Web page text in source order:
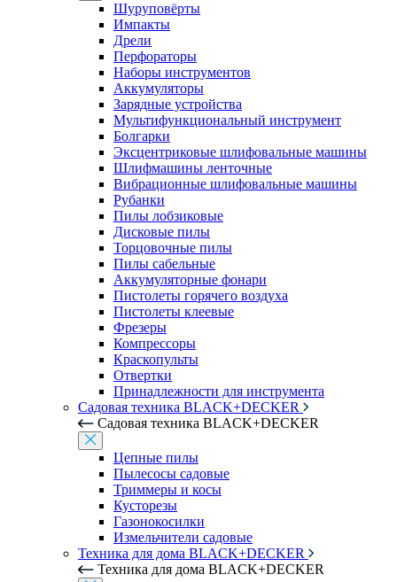
Шуруповёрты
Импакты
Дрели
Перфораторы
Наборы инструментов
Аккумуляторы
Зарядные устройства
Мультифункциональный инструмент
Болгарки
Эксцентриковые шлифовальные машины
Шлифмашины ленточные
Вибрационные шлифовальные машины
Рубанки
Пилы лобзиковые
Дисковые пилы
Торцовочные пилы
Пилы сабельные
Аккумуляторные фонари
Пистолеты горячего воздуха
Пистолеты клеевые
Фрезеры
Компрессоры
Краскопульты
Отвертки
Принадлежности для инструмента
Садовая техника BLACK+DECKER
Садовая техника BLACK+DECKER
Цепные пилы
Пылесосы садовые
Триммеры и косы
Кусторезы
Газонокосилки
Измельчители садовые
Техника для дома BLACK+DECKER
Техника для дома BLACK+DECKER